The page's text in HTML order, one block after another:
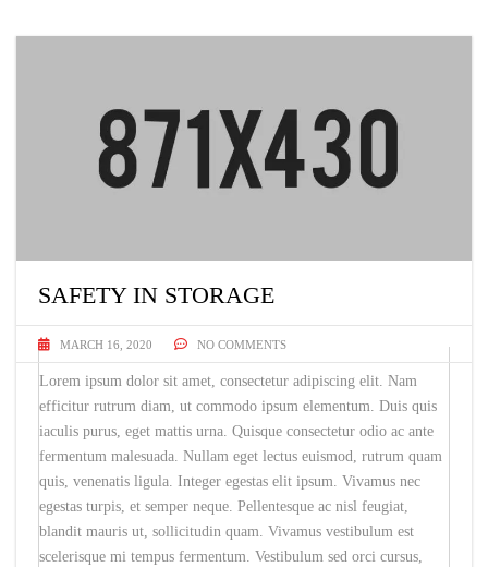
SAFETY IN STORAGE
MARCH 16, 2020 NO COMMENTS
Lorem ipsum dolor sit amet, consectetur adipiscing elit. Nam
efficitur rutrum diam, ut commodo ipsum elementum. Duis quis
iaculis purus, eget mattis urna. Quisque consectetur odio ac ante
fermentum malesuada. Nullam eget lectus euismod, rutrum quam
quis, venenatis ligula. Integer egestas elit ipsum. Vivamus nec
egestas turpis, et semper neque. Pellentesque ac nisl feugiat,
blandit mauris ut, sollicitudin quam. Vivamus vestibulum est
scelerisque mi tempus fermentum. Vestibulum sed orci cursus,